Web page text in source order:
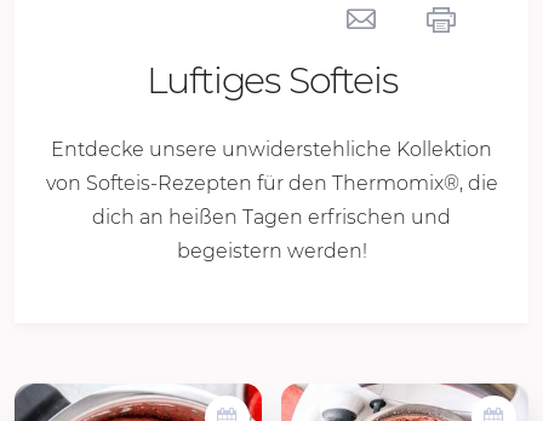
Luftiges Softeis
Entdecke unsere unwiderstehliche Kollektion
von Softeis-Rezepten für den Thermomix®, die
dich an heißen Tagen erfrischen und
begeistern werden!